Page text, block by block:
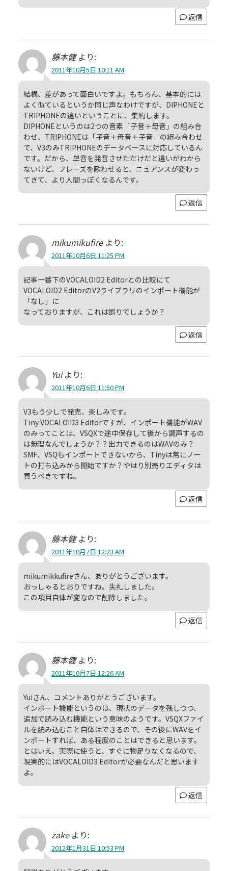
返信
藤本健 より:
2011年10月5日 10:11 AM
結構、差があって面白いですよ。もちろん、基本的には
よく似ているというか同じ声なわけですが、DIPHONEと
TRIPHONEの違いということに、集約します。
DIPHONEというのは2つの音素「子音＋母音」の組み合
わせ、TRIPHONEは「子音＋母音＋子音」の組み合わせ
で、V3のみTRIPHONEのデータベースに対応しているん
です。だから、単音を発音させただけだと違いがわから
ないけど、フレーズを歌わせると、ニュアンスが変わっ
てきて、より人間っぽくなるんです。
返信
mikumikufire より:
2011年10月6日 11:25 PM
記事一番下のVOCALOID2 Editorとの比較にて
VOCALOID2 EditorのV2ライブラリのインポート機能が
「なし」に
なっておりますが、これは誤りでしょうか？
返信
Yui より:
2011年10月6日 11:50 PM
V3もう少しで発売、楽しみです。
Tiny VOCALOID3 Editorですが、インポート機能がWAV
のみってことは、VSQXで途中保存して後から調声するの
は無理なんでしょうか？？出力できるのはWAVのみ？
SMF、VSQもインポートできないから、Tinyは常にノー
トの打ち込みから開始ですか？やはり別売りエディタは
買うべきですね。
返信
藤本健 より:
2011年10月7日 12:23 AM
mikumikkufireさん、ありがとうございます。
おっしゃるとおりですね。失礼しました。
この項目自体が変なので削除しました。
返信
藤本健 より:
2011年10月7日 12:26 AM
Yuiさん、コメントありがとうございます。
インポート機能というのは、現状のデータを残しつつ、
追加で読み込む機能という意味のようです。VSQXファイ
ルを読み込むこと自体はできるので、その後にWAVをイ
ンポートすれば、ある程度のことはできると思います。
とはいえ、実際に使うと、すぐに物足りなくなるので、
現実的にはVOCALOID3 Editorが必要なんだと思います
よ。
返信
zake より:
2012年1月31日 10:53 PM